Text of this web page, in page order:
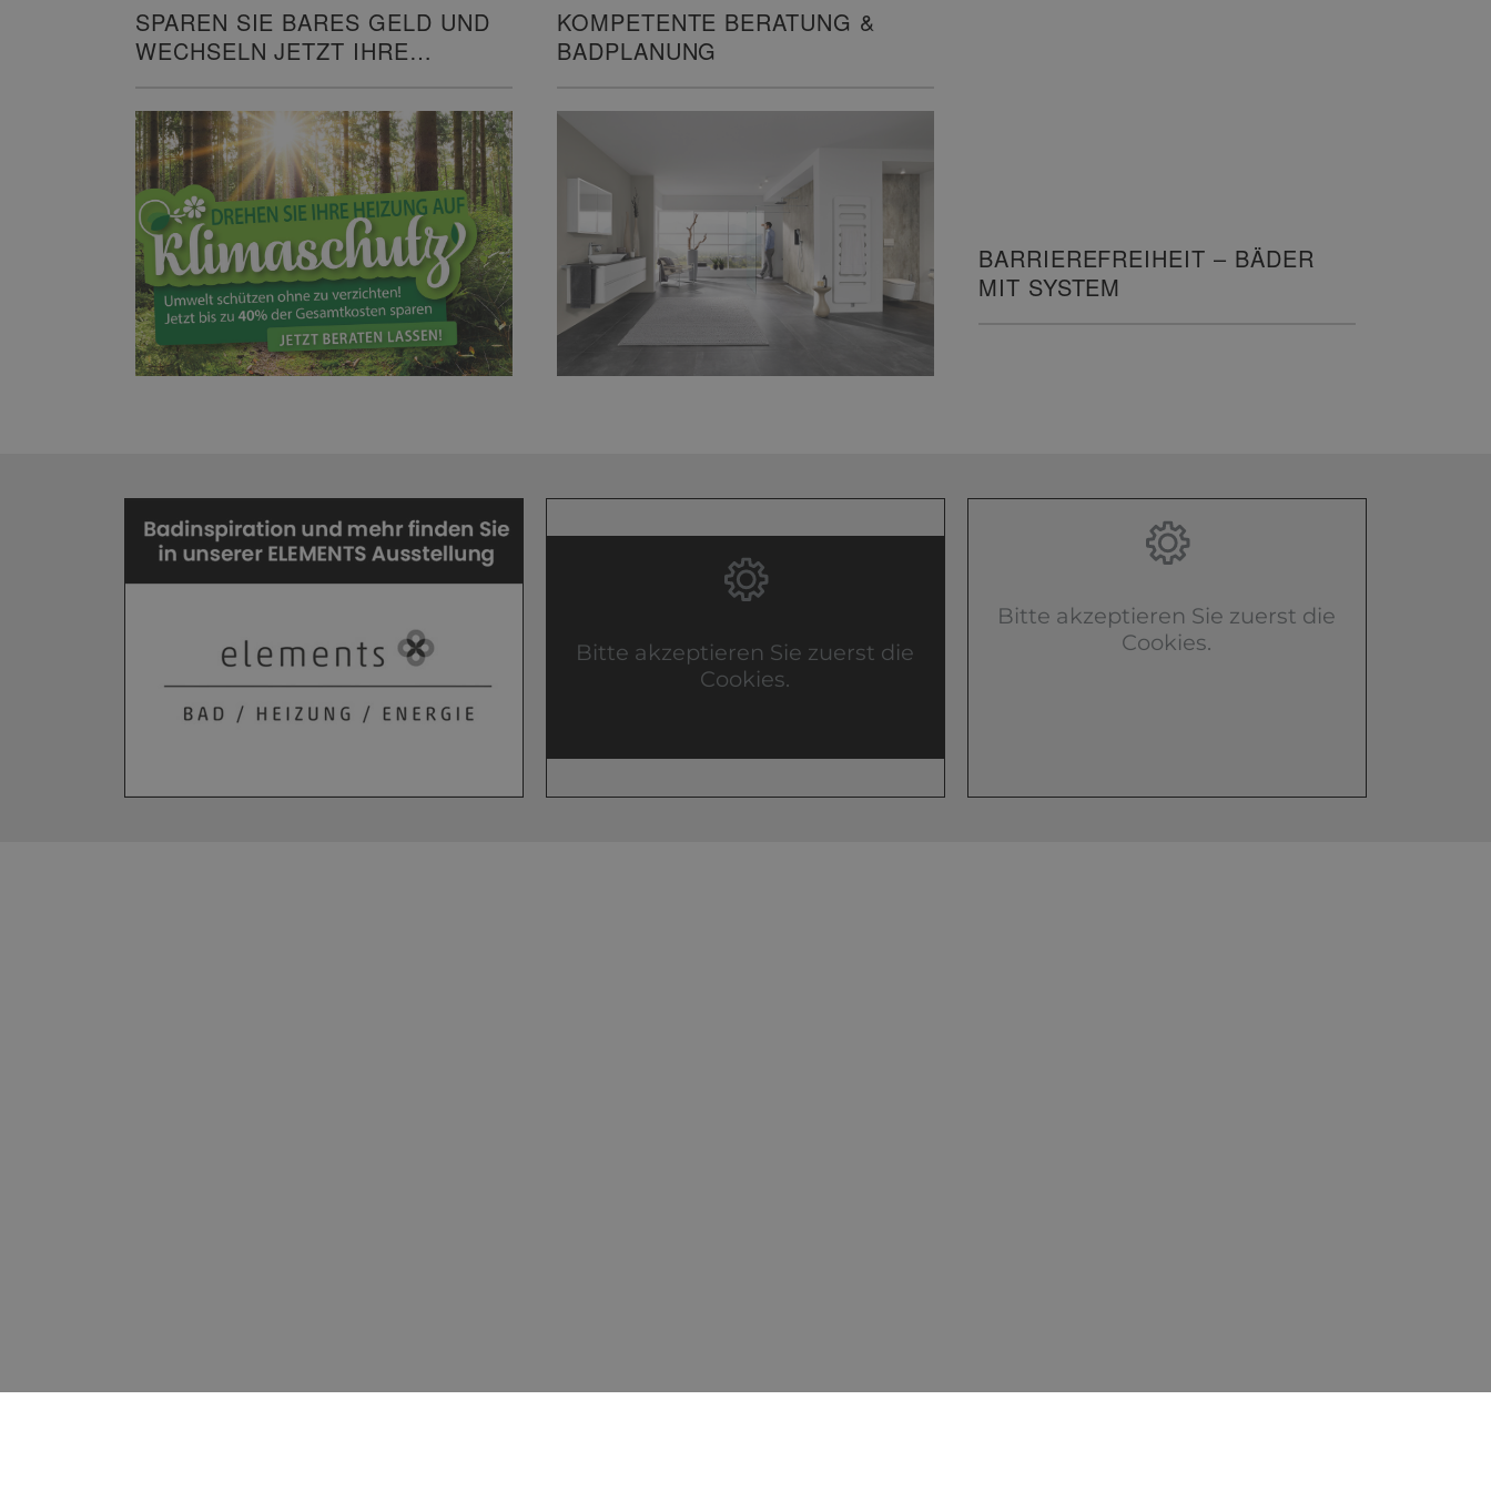
SPAREN SIE BARES GELD UND
WECHSELN JETZT IHRE
KOMPETENTE BERATUNG &
BADPLANUNG
Bitte akzeptieren Sie zuerst die
Cookies.
Bitte akzeptieren Sie zuerst die
Cookies.